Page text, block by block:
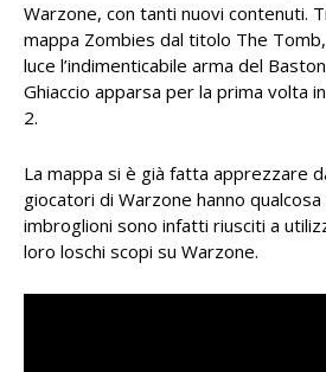
Warzone, con tanti nuovi contenuti.
mappa Zombies dal titolo The
luce l’indimenticabile arma del
Ghiaccio apparsa per la prima volta
2.
La mappa si è già fatta apprezzare
giocatori di Warzone hanno
imbroglioni sono infatti riusciti a
loro loschi scopi su Warzone.